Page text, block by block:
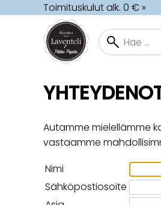
Toimituskulut alk. 0 € »
Autamme mielellämme
vastaamme
Nimi
Sähköpostiosoite